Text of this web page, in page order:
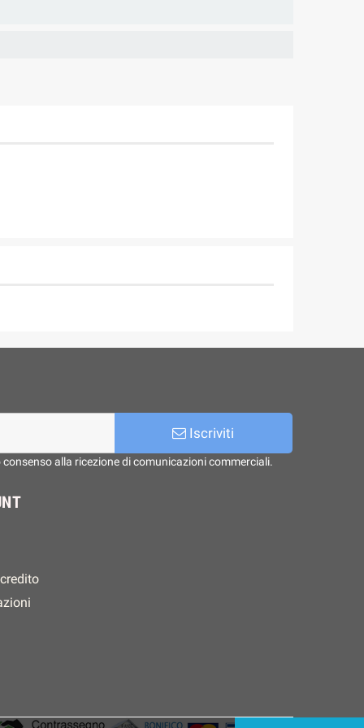
Iscriviti
alla ricezione di comunicazioni commerciali.